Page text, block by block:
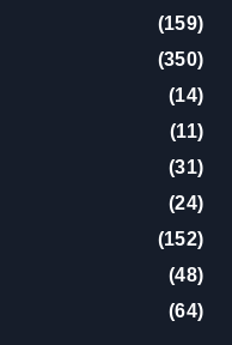
(159)
(350)
(14)
(11)
(31)
(24)
(152)
(48)
(64)